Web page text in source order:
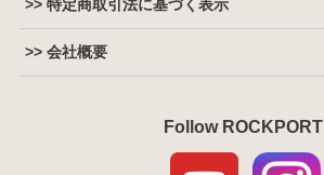
>> 特定商取引法に基づく表示
>> 会社概要
Follow ROCKPORT